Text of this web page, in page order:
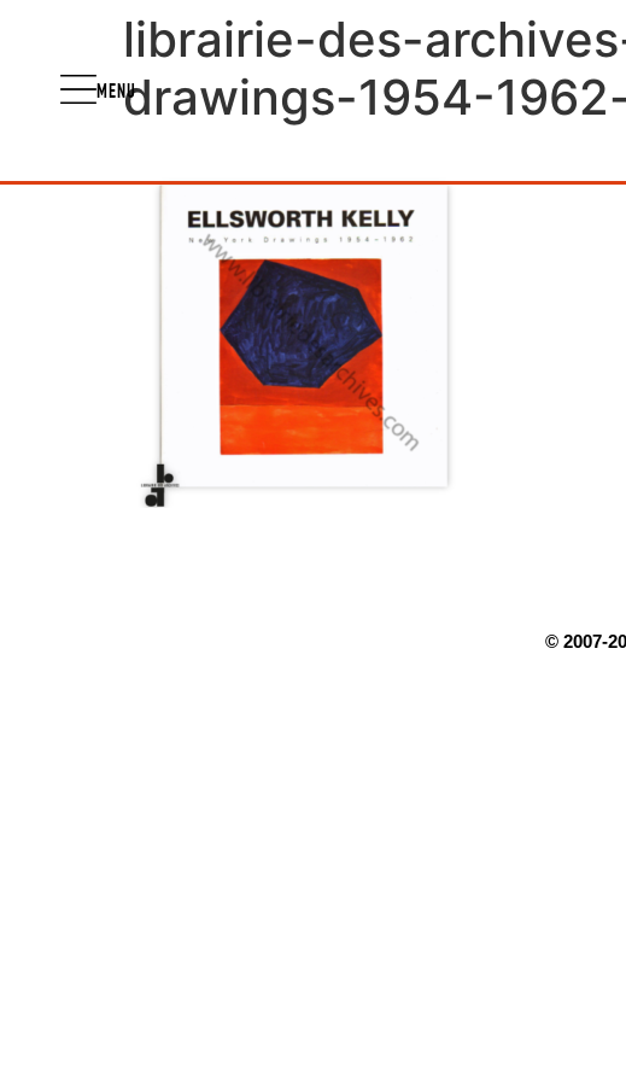
MENU
librairie-des-
drawings-1954-
© 2007-